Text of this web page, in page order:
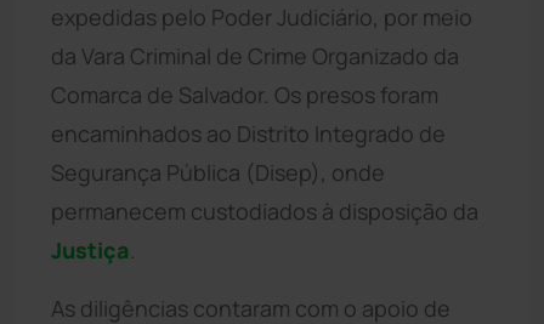
expedidas pelo Poder Judiciário, por meio
da Vara Criminal de Crime Organizado da
Comarca de Salvador. Os presos foram
encaminhados ao Distrito Integrado de
Segurança Pública (Disep), onde
permanecem custodiados à disposição da
Justiça
As diligências contaram com o apoio de